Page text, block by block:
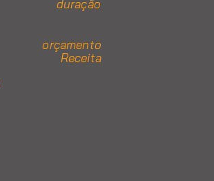
orçamento
Receita
duração